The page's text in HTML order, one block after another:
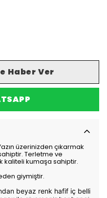
Haber Ver
üzerinizden çıkarmak
Terletme ve
kaliteli kumaşa sahiptir.
giymiştir.
beyaz renk hafif iç belli